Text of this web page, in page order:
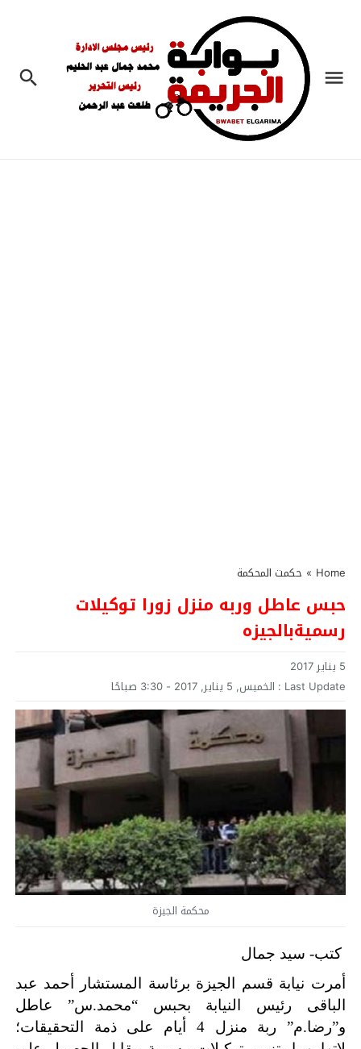
Home
» حكمت المحكمة
حبس عاطل وربه منزل زورا توكيلات
رسميةبالجيزه
5 يناير 2017
Last Update : الخميس, 5 يناير, 2017 - 3:30 صباحًا
محكمة الجيزة
كتب- سيد جمال
أمرت نيابة قسم الجيزة برئاسة المستشار أحمد عبد
الباقى رئيس النيابة بحبس “محمد.س” عاطل
و”رضا.م” ربة منزل 4 أيام على ذمة التحقيقات؛